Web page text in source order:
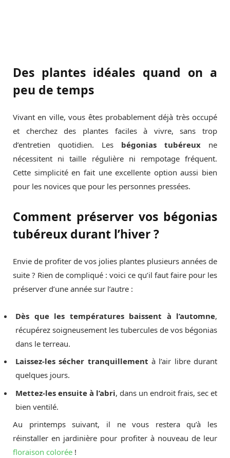
Des plantes idéales quand on a
peu de temps
Vivant en ville, vous êtes probablement déjà très occupé
et cherchez des plantes faciles à vivre, sans trop
d’entretien quotidien. Les bégonias tubéreux ne
nécessitent ni taille régulière ni rempotage fréquent.
Cette simplicité en fait une excellente option aussi bien
pour les novices que pour les personnes pressées.
Comment préserver vos bégonias
tubéreux durant l’hiver ?
Envie de profiter de vos jolies plantes plusieurs années de
suite ? Rien de compliqué : voici ce qu’il faut faire pour les
préserver d’une année sur l’autre :
Dès que les températures baissent à l’automne,
récupérez soigneusement les tubercules de vos bégonias
dans le terreau.
Laissez-les sécher tranquillement à l’air libre durant
quelques jours.
Mettez-les ensuite à l’abri, dans un endroit frais, sec et
bien ventilé.
Au printemps suivant, il ne vous restera qu’à les
réinstaller en jardinière pour profiter à nouveau de leur
floraison colorée !